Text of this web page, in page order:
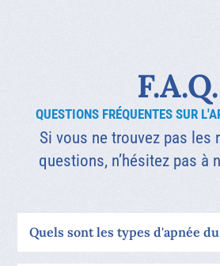
F.A.Q.
QUESTIONS FRÉQUENTES SUR
Si vous ne trouvez pas les
questions, n’hésitez pas à
Quels sont les types d'apnée